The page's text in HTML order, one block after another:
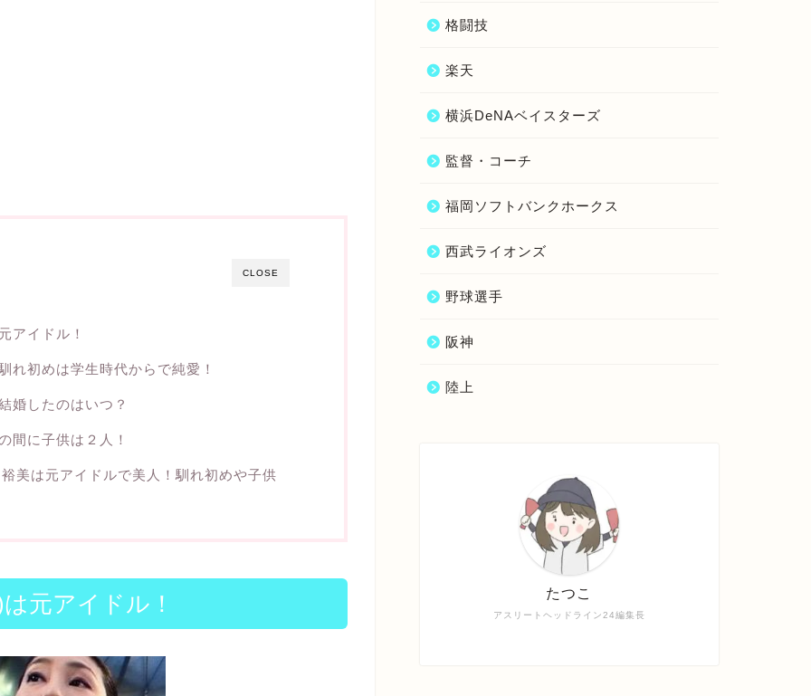
CLOSE
アイドル！
れ初めは学生時代からで純愛！
婚したのはいつ？
間に子供は２人！
美は元アイドルで美人！馴れ初めや子供
元アイドル！
格闘技
楽天
横浜DeNAベイスターズ
監督・コーチ
福岡ソフトバンクホークス
西武ライオンズ
野球選手
阪神
陸上
アスリートヘッドライン24編集長
たつこ